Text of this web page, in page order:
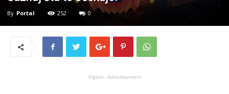
By Portal 252 0
Oglasi - Advertisement